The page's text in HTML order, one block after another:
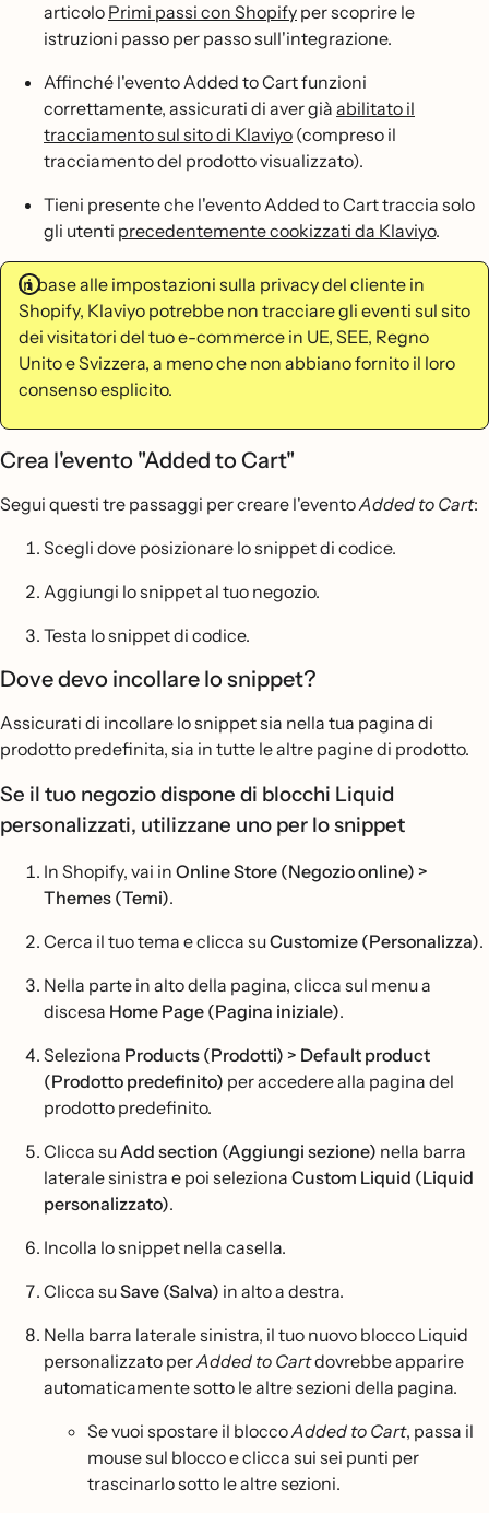
articolo Primi passi con Shopify per scoprire le
istruzioni passo per passo sull'integrazione.
Affinché l'evento Added to Cart funzioni
correttamente, assicurati di aver già abilitato il
tracciamento sul sito di Klaviyo (compreso il
tracciamento del prodotto visualizzato).
Tieni presente che l'evento Added to Cart traccia solo
gli utenti precedentemente cookizzati da Klaviyo.
In base alle impostazioni sulla privacy del cliente in
Shopify, Klaviyo potrebbe non tracciare gli eventi sul sito
dei visitatori del tuo e-commerce in UE, SEE, Regno
Unito e Svizzera, a meno che non abbiano fornito il loro
consenso esplicito.
Crea l'evento "Added to Cart"
Segui questi tre passaggi per creare l'eventoAdded to Cart:
Scegli dove posizionare lo snippet di codice.
Aggiungi lo snippet al tuo negozio.
Testa lo snippet di codice.
Dove devo incollare lo snippet?
Assicurati di incollare lo snippet sia nella tua pagina di
prodotto predefinita, sia in tutte le altre pagine di prodotto.
Se il tuo negozio dispone di blocchi Liquid
personalizzati, utilizzane uno per lo snippet
In Shopify, vai in Online Store (Negozio online) >
Themes (Temi).
Cerca il tuo tema e clicca suCustomize (Personalizza).
Nella parte in alto della pagina, clicca sul menu a
discesa Home Page (Pagina iniziale).
Seleziona Products (Prodotti) > Default product
(Prodotto predefinito) per accedere alla pagina del
prodotto predefinito.
Clicca suAdd section (Aggiungi sezione) nella barra
laterale sinistra e poi seleziona Custom Liquid (Liquid
personalizzato).
Incolla lo snippet nella casella.
Clicca suSave (Salva) in alto a destra.
Nella barra laterale sinistra, il tuo nuovo blocco Liquid
personalizzato perAdded to Cartdovrebbe apparire
automaticamente sotto le altre sezioni della pagina.
Se vuoi spostare il bloccoAdded to Cart, passa il
mouse sul blocco e clicca sui sei punti per
trascinarlo sotto le altre sezioni.